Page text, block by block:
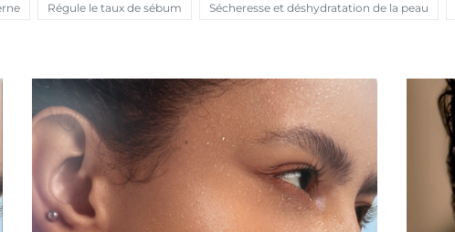
Régule le taux de sébum Sécheresse et déshydratation de la peau